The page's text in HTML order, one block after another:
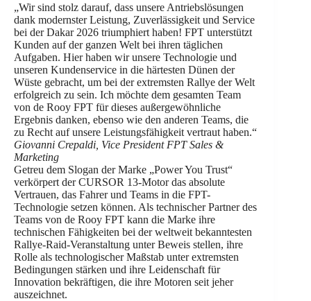
„Wir sind stolz darauf, dass unsere Antriebslösungen
dank modernster Leistung, Zuverlässigkeit und Service
bei der Dakar 2026 triumphiert haben! FPT unterstützt
Kunden auf der ganzen Welt bei ihren täglichen
Aufgaben. Hier haben wir unsere Technologie und
unseren Kundenservice in die härtesten Dünen der
Wüste gebracht, um bei der extremsten Rallye der Welt
erfolgreich zu sein. Ich möchte dem gesamten Team
von de Rooy FPT für dieses außergewöhnliche
Ergebnis danken, ebenso wie den anderen Teams, die
zu Recht auf unsere Leistungsfähigkeit vertraut haben.“
Giovanni Crepaldi, Vice President FPT Sales &
Marketing
Getreu dem Slogan der Marke „Power You Trust“
verkörpert der CURSOR 13-Motor das absolute
Vertrauen, das Fahrer und Teams in die FPT-
Technologie setzen können. Als technischer Partner des
Teams von de Rooy FPT kann die Marke ihre
technischen Fähigkeiten bei der weltweit bekanntesten
Rallye-Raid-Veranstaltung unter Beweis stellen, ihre
Rolle als technologischer Maßstab unter extremsten
Bedingungen stärken und ihre Leidenschaft für
Innovation bekräftigen, die ihre Motoren seit jeher
auszeichnet.